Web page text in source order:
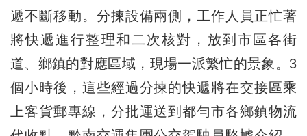
遞不斷移動。分揀設備兩側，工作人員正忙著
將快遞進行整理和二次核對，放到市區各街
道、鄉鎮的對應區域，現場一派繁忙的景象。3
個小時後，這些經過分揀的快遞將在交接區乘
上客貨郵專線，分批運送到都勻市各鄉鎮物流